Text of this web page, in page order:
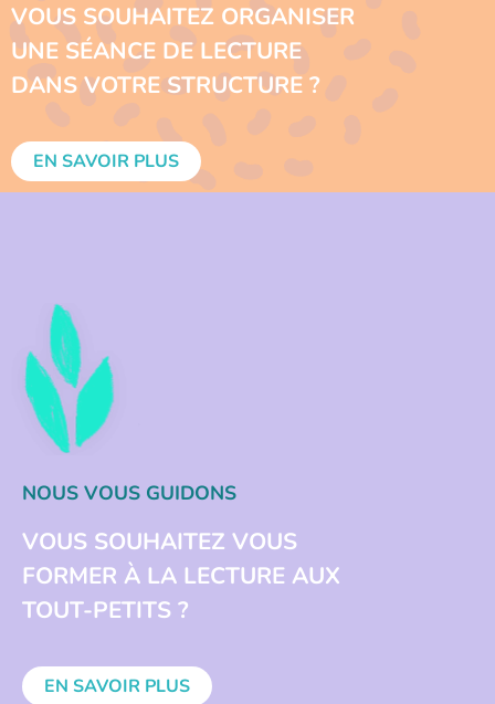
VOUS SOUHAITEZ ORGANISER
UNE SÉANCE DE LECTURE
DANS VOTRE STRUCTURE ?
EN SAVOIR PLUS
NOUS VOUS GUIDONS
VOUS SOUHAITEZ VOUS
FORMER À LA LECTURE AUX
TOUT-PETITS ?
EN SAVOIR PLUS